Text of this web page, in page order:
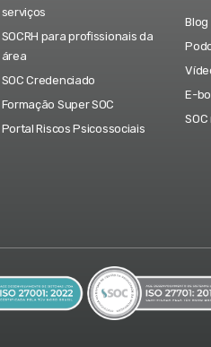
serviços
SOCRH para profissionais da
área
SOC Credenciado
Formação Super SOC
Portal Riscos Psicossociais
Blog
E-